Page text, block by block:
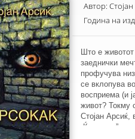
Автор:
Година на
Што е
заеднички
профучува
се вклопува
восприема (и
живот? Токму
Стојан Арсиќ,
„Ќорсокак”.